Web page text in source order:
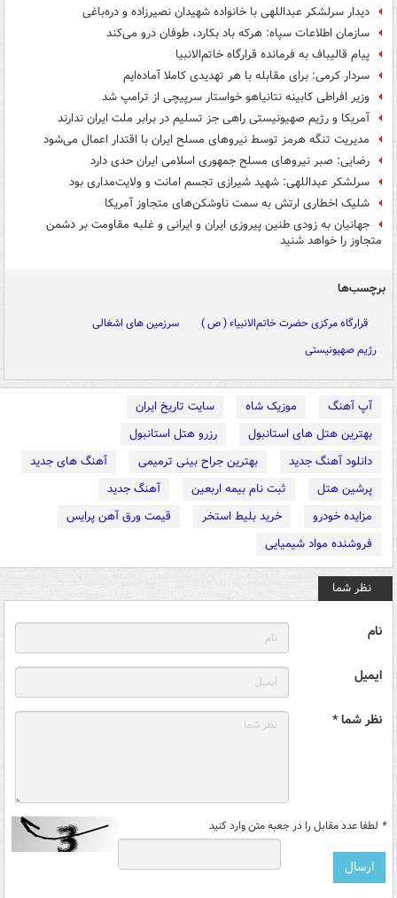
دیدار سرلشکر عبداللهی با خانواده شهیدان نصیرزاده و دره‌باغی
سازمان اطلاعات سپاه: هرکه باد بکارد، طوفان درو می‌کند
پیام قالیباف به فرمانده قرارگاه خاتم‌الانبیا
سردار کرمی: برای مقابله با هر تهدیدی کاملا آماده‌ایم
وزیر افراطی کابینه نتانیاهو خواستار سرپیچی از ترامپ شد
آمریکا و رژیم صهیونیستی راهی جز تسلیم در برابر ملت ایران ندارند
مدیریت تنگه هرمز توسط نیروهای مسلح ایران با اقتدار اعمال می‌شود
رضایی: صبر نیروهای مسلح جمهوری اسلامی ایران حدی دارد
سرلشکر عبداللهی: شهید شیرازی تجسم امانت و ولایت‌مداری بود
شلیک اخطاری ارتش به سمت ناوشکن‌های متجاوز آمریکا
جهانیان به زودی طنین پیروزی ایران و ایرانی و غلبه مقاومت بر دشمن
متجاوز را خواهد شنید
برچسب‌ها
قرارگاه مرکزی حضرت خاتم‌الانبیاء ( ص )
سرزمین های اشغالی
رژیم صهیونیستی
آپ آهنگ موزیک شاه
سایت تاریخ ایران
بهترین هتل های استانبول
رزرو هتل استانبول
دانلود آهنگ جدید
بهترین جراح بینی ترمیمی
آهنگ های جدید
پرشین هتل
ثبت نام بیمه اربعین
آهنگ جدید
مزایده خودرو
خرید بلیط استخر
قیمت ورق آهن پرایس
فروشنده مواد شیمیایی
نظر شما
نام
ایمیل
نظر شما *
* لطفا عدد مقابل را در جعبه متن وارد کنید